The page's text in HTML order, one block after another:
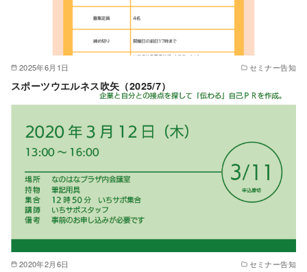
2025年6月1日 セミナー告知
スポーツウエルネス吹矢（2025/7）
2020年2月6日 セミナー告知